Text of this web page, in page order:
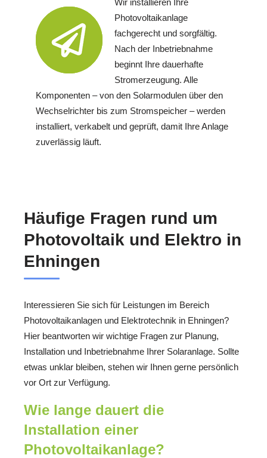
Wir installieren Ihre
Photovoltaikanlage
fachgerecht und sorgfältig.
Nach der Inbetriebnahme
beginnt Ihre dauerhafte
Stromerzeugung. Alle
Komponenten – von den Solarmodulen über den
Wechselrichter bis zum Stromspeicher – werden
installiert, verkabelt und geprüft, damit Ihre Anlage
zuverlässig läuft.
Häufige Fragen rund um
Photovoltaik und Elektro in
Ehningen
Interessieren Sie sich für Leistungen im Bereich
Photovoltaikanlagen und Elektrotechnik in Ehningen?
Hier beantworten wir wichtige Fragen zur Planung,
Installation und Inbetriebnahme Ihrer Solaranlage. Sollte
etwas unklar bleiben, stehen wir Ihnen gerne persönlich
vor Ort zur Verfügung.
Wie lange dauert die
Installation einer
Photovoltaikanlage?